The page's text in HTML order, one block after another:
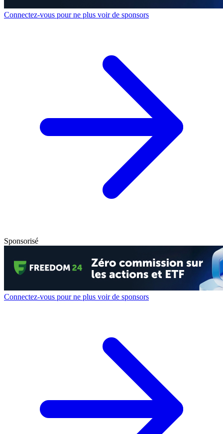
Connectez-vous pour ne plus voir de sponsors
Sponsorisé
Connectez-vous pour ne plus voir de sponsors